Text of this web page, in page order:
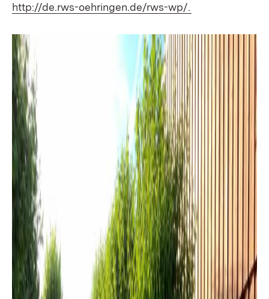
http://de.rws-oehringen.de/rws-wp/.